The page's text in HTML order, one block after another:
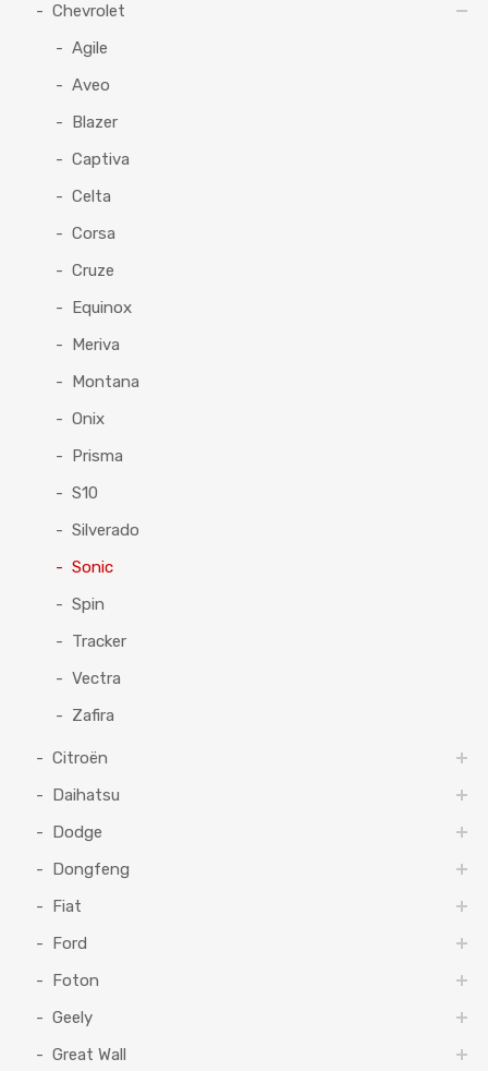
Chevrolet
Agile
Aveo
Blazer
Captiva
Celta
Corsa
Cruze
Equinox
Meriva
Montana
Onix
Prisma
S10
Silverado
Sonic
Spin
Tracker
Vectra
Zafira
Citroën
Daihatsu
Dodge
Dongfeng
Fiat
Ford
Foton
Geely
Great Wall